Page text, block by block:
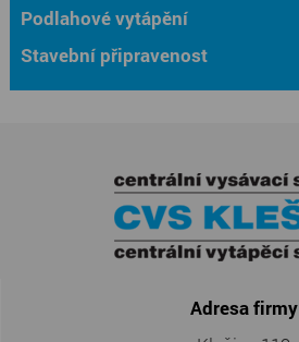
Podlahové vytápění
Stavební připravenost
Adresa firmy